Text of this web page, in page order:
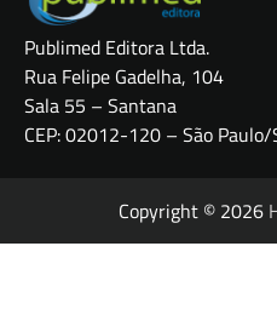
Publimed Editora Ltda.
Rua Felipe Gadelha, 104
Sala 55 – Santana
CEP: 02012-120 – São Paulo/
Copyright © 2026